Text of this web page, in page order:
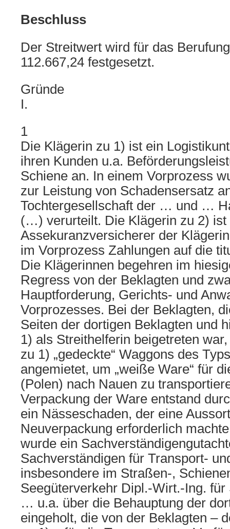
Beschluss
Der Streitwert wird für das
112.667,24 festgesetzt.
Gründe
I.
1
Die Klägerin zu 1) ist ein
ihren Kunden u.a.
Schiene an. In einem Vorprozess
zur Leistung von Schadensersatz
Tochtergesellschaft der … und …
(…) verurteilt. Die Klägerin zu 2) ist
Assekuranzversicherer der
im Vorprozess Zahlungen auf die
Die Klägerinnen begehren im
Regress von der Beklagten und
Hauptforderung, Gerichts- und
Vorprozesses. Bei der Beklagten,
Seiten der dortigen Beklagten und
1) als Streithelferin beigetreten
zu 1) „gedeckte“ Waggons des
angemietet, um „weiße Ware“ für
(Polen) nach Nauen zu
Verpackung der Ware entstand
ein Nässeschaden, der eine
Neuverpackung erforderlich
wurde ein
Sachverständigen für Transport-
insbesondere im Straßen-,
Seegüterverkehr Dipl.-Wirt.-Ing.
… u.a. über die Behauptung der
eingeholt, die von der Beklagten –